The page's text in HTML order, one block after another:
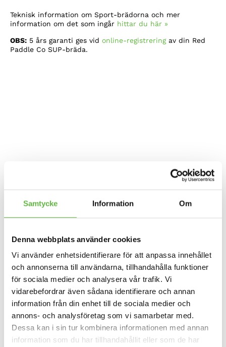
Samtycke Information Om
Denna webbplats använder cookies
Vi använder enhetsidentifierare för att anpassa innehållet
och annonserna till användarna, tillhandahålla funktioner
för sociala medier och analysera vår trafik. Vi
vidarebefordrar även sådana identifierare och annan
information från din enhet till de sociala medier och
annons- och analysföretag som vi samarbetar med.
Dessa kan i sin tur kombinera informationen med annan
information som du har tillhandahållit eller som de har
Teknisk information om Sport-brädorna och mer
information om det som ingår hittar du här »
OBS: 5 års garanti ges vid online-registreringav din Red
Paddle Co SUP-bräda.
Paddle
11
´0
Sport
MSL
-
Violett
-
Paket
mängd
Artikelnr:RPSU_SP_11.0P_CTPK_23
Kategorier:SUP-brädor,Red-2023, Turbrädor
Etiketter:Red 2023,Red Paddle Co
Omdömen
Mer information